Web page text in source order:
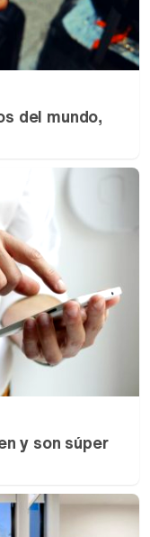
del mundo,
y son súper